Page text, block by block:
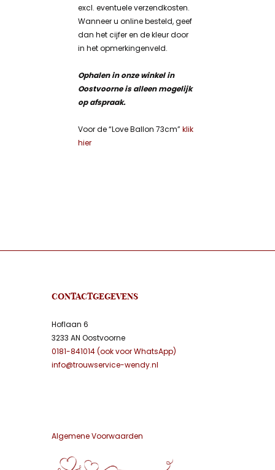
excl. eventuele verzendkosten.
Wanneer u online besteld, geef
dan het cijfer en de kleur door
in het opmerkingenveld.
Ophalen in onze winkel in
Oostvoorne is alleen mogelijk
op afspraak.
Voor de “Love Ballon 73cm”klik
hier
CONTACTGEGEVENS
Hoflaan 6
3233 AN Oostvoorne
0181-841014 (ook voor WhatsApp)
info@trouwservice-wendy.nl
Algemene Voorwaarden